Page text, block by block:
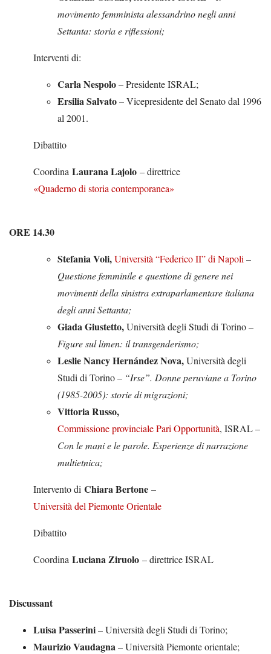
movimento femminista alessandrino negli anni
Settanta: storia e riflessioni;
Interventi di:
Carla Nespolo– Presidente ISRAL;
Ersilia Salvato– Vicepresidente del Senato dal 1996
al 2001.
Dibattito
Coordina Laurana Lajolo – direttrice
«Quaderno di storia contemporanea»
ORE 14.30
Stefania Voli,Università “Federico II” di Napoli–
Questione femminile e questione di genere nei
movimenti della sinistra extraparlamentare italiana
degli anni Settanta;
Giada Giustetto,Università degli Studi di Torino –
Figure sul limen: il transgenderismo;
Leslie Nancy Hernández Nova,Università degli
Studi di Torino – “Irse”. Donne peruviane a Torino
(1985-2005): storie di migrazioni;
Vittoria Russo,
Commissione provinciale Pari Opportunità, ISRAL –
Con le mani e le parole. Esperienze di narrazione
multietnica;
Intervento di Chiara Bertone –
Università del Piemonte Orientale
Dibattito
Coordina Luciana Ziruolo – direttrice ISRAL
Discussant
Luisa Passerini– Università degli Studi di Torino;
Maurizio Vaudagna– Università Piemonte orientale;